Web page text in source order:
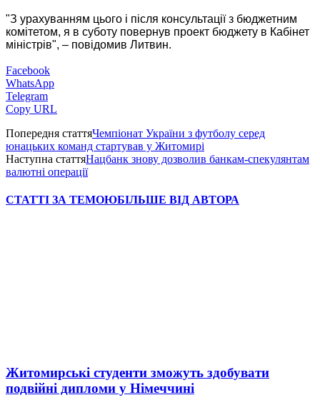
"З урахуванням цього і після консультації з бюджетним
комітетом, я в суботу повернув проект бюджету в Кабінет
міністрів", – повідомив Литвин.
Facebook
WhatsApp
Telegram
Copy URL
Попередня статтяЧемпіонат України з футболу серед
юнацьких команд стартував у Житомирі
Наступна статтяНацбанк знову дозволив банкам-спекулянтам
валютні операції
СТАТТІ ЗА ТЕМОЮБІЛЬШЕ ВІД АВТОРА
Житомирські студенти зможуть здобувати
подвійні дипломи у Німеччині